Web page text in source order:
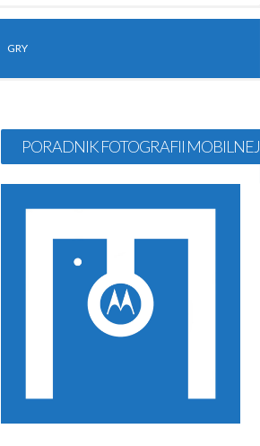
GRY
PORADNIK FOTOGRAFII MOBILNEJ